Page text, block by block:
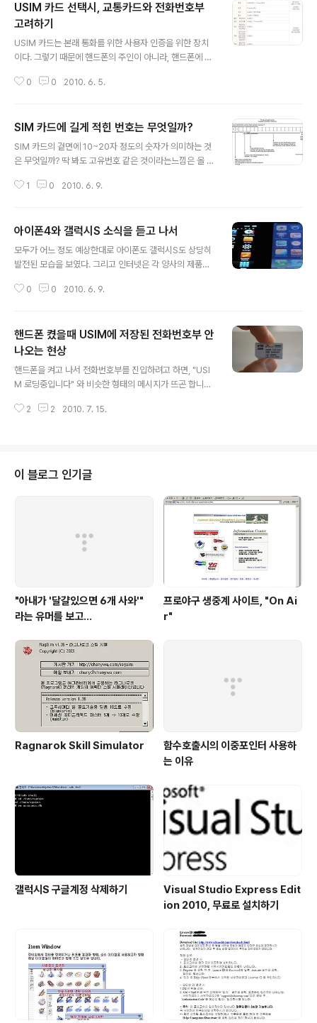
USIM 카드 선택시, 교통카드와 전화번호부
고려하기
USIM 카드는 본래 통화를 위한 사용자 인증을 위한 장치
이다. 그렇기 때문에 핸드폰의 주인이 아니라, 핸드폰에 장
다. 우리나라에 USIM이 도입된 초기에는 개통된 한개의
다. 자신의 핸드폰에 USIM이 있는지 조차 모르고 사용하
는 사람들이 태반일 정도로 말이다. USIM 카드를 자신의
핸드폰에서만 사용가능하게 만들었던 장본인인 이동통신
능한 것이 USIM의 장점이라고 떠들고 다닌다. 그걸 못하
0 0 2010. 6. 5.
SIM 카드에 길게 적힌 번호는 무엇일까?
SIM 카드의 겉면에 10~20자 정도의 숫자가 의미하는 것
은 무엇일까? 딱 봐도 고유번호 같은 것이라는느낌은 올 것
d Circuit Card IDentity)로서, IC 카드의 고유번호, 즉 S
것은 20자, 어떤 것은 19자, 또 어떤 것은 14자, 16자를 표
기하는 것은 왜일까? ICCID는 국제규격으로 19자가 맞다.
그렇다고 19자가 아닌 것이 틀린 것은 아니다. 글자를 저장
대 255라는 숫자까지 표현가능하다. 그런데 ICCID를 저
1 0 2010. 6. 9.
아이폰4와 갤럭시S 소식을 듣고 나서
모두가 어느 정도 예상한대로 아이폰도 갤럭시S도 상당히
발전된 모습을 보였다. 그리고 인터넷은 각 양사의 제품을
게 놀라울만하진 않다는 평도 적지 않은 것 같다. 사실 두
사용자 입장에선 크게 어필할 것은 못되는 것 같기 때문이
다. 아이폰에 LED 플래시가 장착되어도 카메라를 좀 아는
사람이라면 그걸로는 사진같은 사진을 찍을 수 없다는걸
알 것이다. 갤럭시S가 19g 정도 가볍다고 해서 혹은 아이
꿀 정도는 아닐 것이란 얘기다. 그래서 특정 제품의 우월성
0 0 2010. 6. 9.
핸드폰 켰을때 USIM에 저장된 전화번호부 안
나오는 현상
핸드폰을 켜고 나서 전화번호부를 진입하려고 하면, "USI
M 로딩중입니다" 와 비슷한 형태의 메시지가 뜨곤 합니다.
핸드폰 자체의 전화번호부에 저장하는 편이지만, 요즘들어
핸드폰에 비해서 속도가 상당히 늦습니다. 또한 핸드폰 자
체에서 사용하는 전화번호부 구조와 USIM에서 사용하는
전화번호 저장구조가 아주 다릅니다. 그렇기 때문에 핸드
폰을 부팅하게 되면, USIM에 있는 전화번호부나 SMS, 통
다. 전화번호를 읽어오게 되면,..
2 2 2010. 7. 15.
이 블로그 인기글
"아내가 '달걀있으면 6개 사와'"
라는 유머를 보고...
프로야구 생중계 사이트, "On Ai
r"
Ragnarok Skill Simulator
함수호출시의 이중포인터 사용하
는 이유
갤럭시S 구글계정 삭제하기
Visual Studio Express Edit
ion 2010, 무료로 설치하기